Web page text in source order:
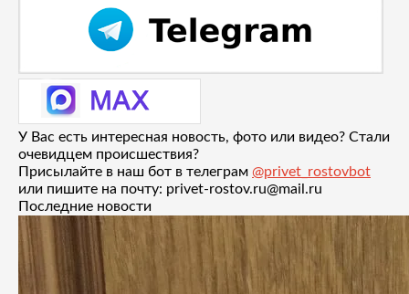
У Вас есть интересная новость, фото или видео? Стали
очевидцем происшествия?
Присылайте в наш бот в телеграм @privet_rostovbot
или пишите на почту: privet-rostov.ru@mail.ru
Последние новости